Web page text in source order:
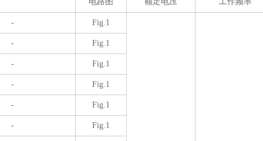
- Fig.1
- Fig.1
- Fig.1
- Fig.1
- Fig.1
- Fig.1